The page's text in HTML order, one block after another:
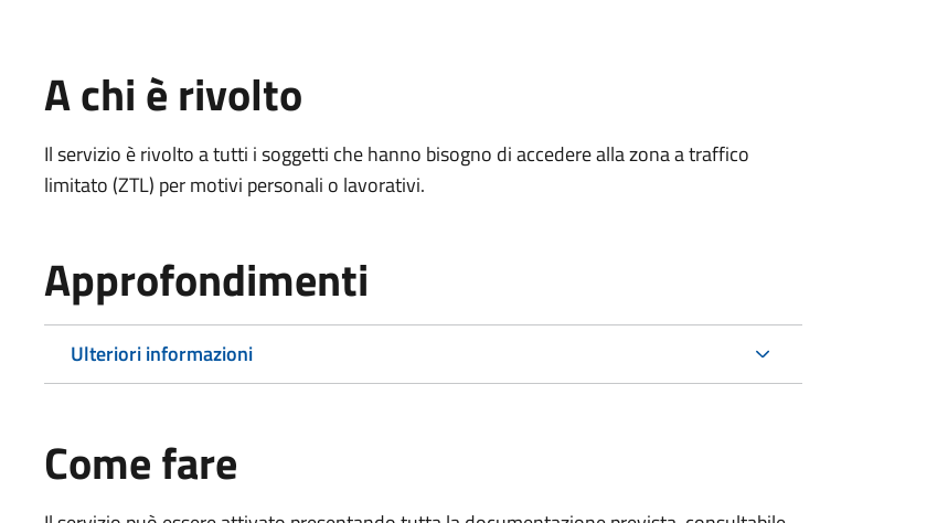
A chi è rivolto
Il servizio è rivolto a tutti i soggetti che hanno bisogno di accedere alla zona a traffico
limitato (ZTL) per motivi personali o lavorativi.
Approfondimenti
Ulteriori informazioni
Come fare